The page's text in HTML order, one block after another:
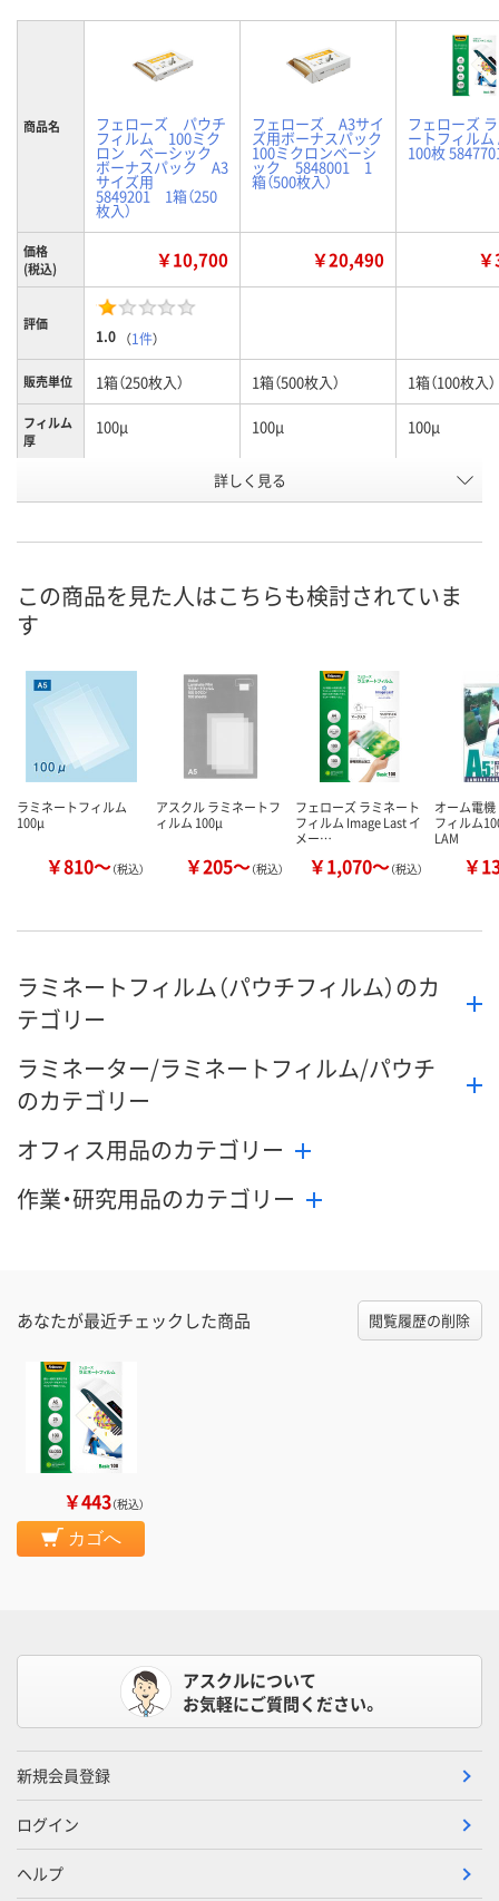
商品名 フェローズ パウチ
フィルム 100ミク
ロン ベーシック
ボーナスパック A3
サイズ用
5849201 1箱（250
枚入）
フェローズ A3サイ
ズ用ボーナスパック
100ミクロンベーシ
ック 5848001 1
箱（500枚入）
フェローズ
ートフィルム
100枚
価格
(税込)
￥10,700 ￥20,490
評価
1.0 （1件）
販売単位 1箱（250枚入） 1箱（500枚入） 1箱（100枚入）
フィルム
厚
100μ 100μ 100μ
A3
号
お届け日
数量
カゴへ カ
詳しく見る
この商品を見た人はこちらも検討されていま
す
ラミネートフィルム
100μ
￥810～（税込）
アスクル ラミネートフ
ィルム 100μ
￥205～（税込）
フェローズ ラミネート
フィルム Image Last イ
メー…
￥1,070～（税込）
オーム電
フィルム
LAM
￥
ラミネートフィルム（パウチフィルム）のカ
テゴリー
ラミネーター/ラミネートフィルム/パウチ
のカテゴリー
オフィス用品のカテゴリー
作業・研究用品のカテゴリー
あなたが最近チェックした商品 閲覧履歴の削除
￥443（税込）
カゴへ
アスクルについて
お気軽にご質問ください。
新規会員登録
ログイン
ヘルプ